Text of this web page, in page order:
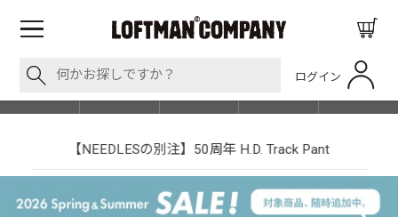
ログイン
SHOP LIST
【NEEDLESの別注】50周年 H.D. Track Pant